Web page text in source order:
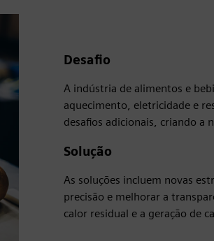
Desafio
A indústria de alimentos e
aquecimento, eletricidade e
desafios adicionais, criando a
Solução
As soluções incluem novas
precisão e melhorar a
calor residual e a geração de